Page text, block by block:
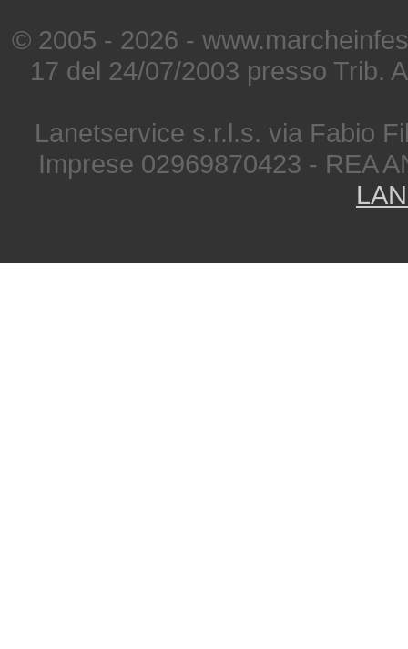
© 2005 - 2026 -
17 del 24/07/2003 presso Trib.
Lanetservice s.r.l.s. via Fabio
Imprese 02969870423 - REA